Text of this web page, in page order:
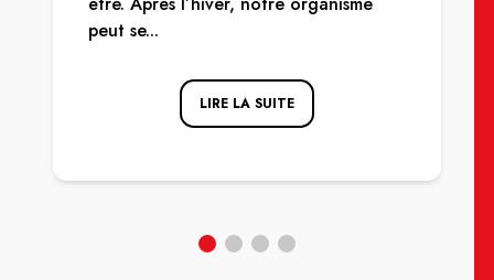
peut se...
LIRE LA SUITE